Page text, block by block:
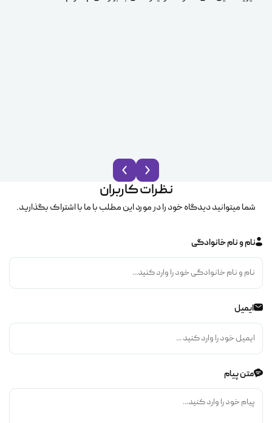
نظرات کاربران
شما میتوانید دیدگاه خود را در مورد این مطلب با ما با اشتراک بگذارید.
نام و نام خانوادگی
ایمیل
متن پیام